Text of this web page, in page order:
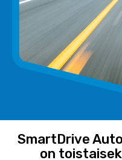
SmartDrive
on